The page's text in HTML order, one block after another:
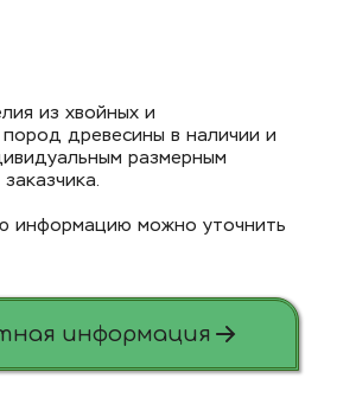
из хвойных и
пород древесины в наличии и
размерным
информацию можно уточнить
информация